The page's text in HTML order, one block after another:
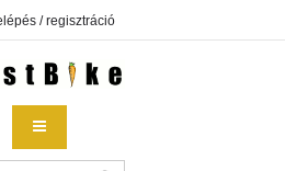
/ regisztráció